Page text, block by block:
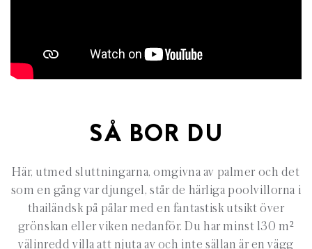
SÅ BOR DU
Här, utmed sluttningarna, omgivna av palmer och det
som en gång var djungel, står de härliga poolvillorna i
thailändsk på pålar med en fantastisk utsikt över
grönskan eller viken nedanför. Du har minst 130 m²
välinredd villa att njuta av och inte sällan är en vägg